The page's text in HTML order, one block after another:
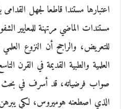
اعتبارها مستندا قاطعا لجهل
مستندات الماضي مرتهنة للمعايير
للتعريض، والراجح أن النزوع
العلمية والطبية القديمة في القرن
صواب فرضياته، قد أسرف في بحث
الذي اصطعنه هوميروس، لكي